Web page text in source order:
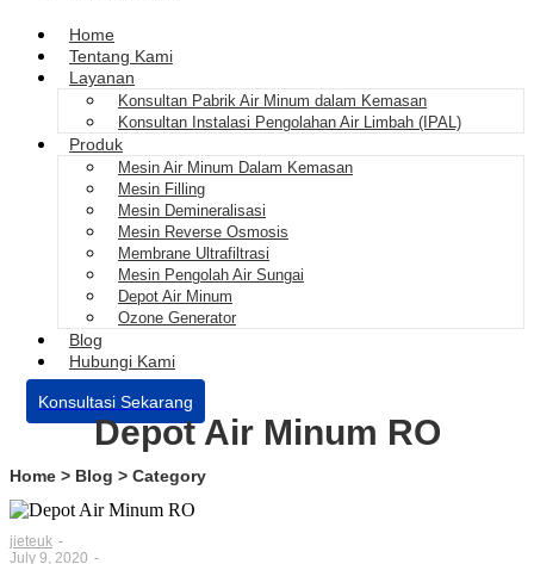
Home
Tentang Kami
Layanan
Konsultan Pabrik Air Minum dalam Kemasan
Konsultan Instalasi Pengolahan Air Limbah (IPAL)
Produk
Mesin Air Minum Dalam Kemasan
Mesin Filling
Mesin Demineralisasi
Mesin Reverse Osmosis
Membrane Ultrafiltrasi
Mesin Pengolah Air Sungai
Depot Air Minum
Ozone Generator
Blog
Hubungi Kami
Konsultasi Sekarang
Depot Air Minum RO
Home > Blog > Category
jieteuk -
July 9, 2020 -